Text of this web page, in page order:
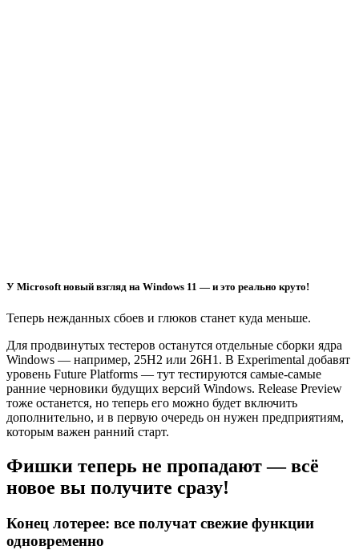
У Microsoft новый взгляд на Windows 11 — и это реально круто!
Теперь нежданных сбоев и глюков станет куда меньше.
Для продвинутых тестеров останутся отдельные сборки ядра
Windows — например, 25H2 или 26H1. В Experimental добавят
уровень Future Platforms — тут тестируются самые-самые
ранние черновики будущих версий Windows. Release Preview
тоже останется, но теперь его можно будет включить
дополнительно, и в первую очередь он нужен предприятиям,
которым важен ранний старт.
Фишки теперь не пропадают — всё
новое вы получите сразу!
Конец лотерее: все получат свежие функции
одновременно